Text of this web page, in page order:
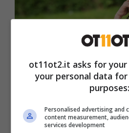
ot11ot2.it asks for
your personal data
purposes:
Personalised advertising and
content measurement,
services development